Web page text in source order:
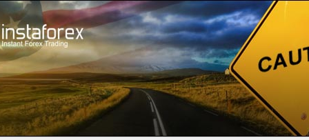
تاجروں کے لیے تجارتی شرائط تجارتی آلات #USDX